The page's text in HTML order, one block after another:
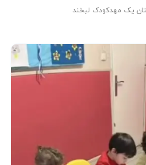
یک مهدکودک لبخند